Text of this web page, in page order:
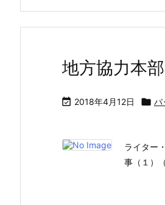
地方協力本
 2018年4月12日  バ
ライター
事（１）